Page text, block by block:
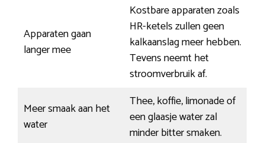
Apparaten gaan
langer mee
Kostbare apparaten zoals
HR-ketels zullen geen
kalkaanslag meer hebben.
Tevens neemt het
stroomverbruik af.
Meer smaak aan het
water
Thee, koffie, limonade of
een glaasje water zal
minder bitter smaken.